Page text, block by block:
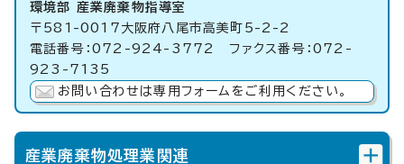
環境部 産業廃棄物指導室
〒581-0017大阪府八尾市高美町5-2-2
電話番号：072-924-3772 ファクス番号：072-
923-7135
お問い合わせは専用フォームをご利用ください。
産業廃棄物処理業関連